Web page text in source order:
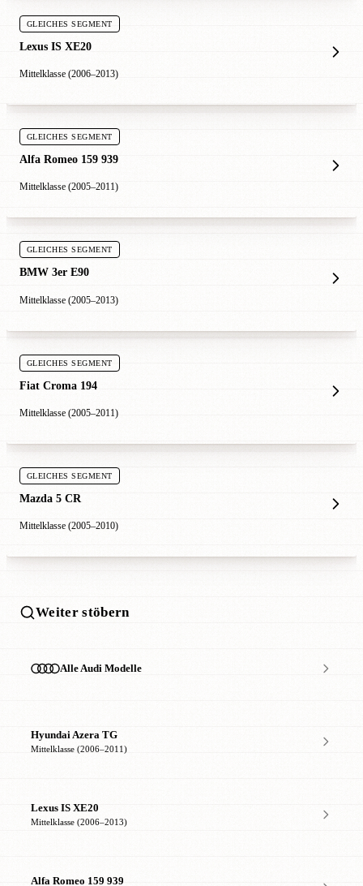
GLEICHES SEGMENT
Lexus IS XE20
Mittelklasse (2006–2013)
GLEICHES SEGMENT
Alfa Romeo 159 939
Mittelklasse (2005–2011)
GLEICHES SEGMENT
BMW 3er E90
Mittelklasse (2005–2013)
GLEICHES SEGMENT
Fiat Croma 194
Mittelklasse (2005–2011)
GLEICHES SEGMENT
Mazda 5 CR
Mittelklasse (2005–2010)
Weiter stöbern
Alle Audi Modelle
Hyundai Azera TG
Mittelklasse (2006–2011)
Lexus IS XE20
Mittelklasse (2006–2013)
Alfa Romeo 159 939